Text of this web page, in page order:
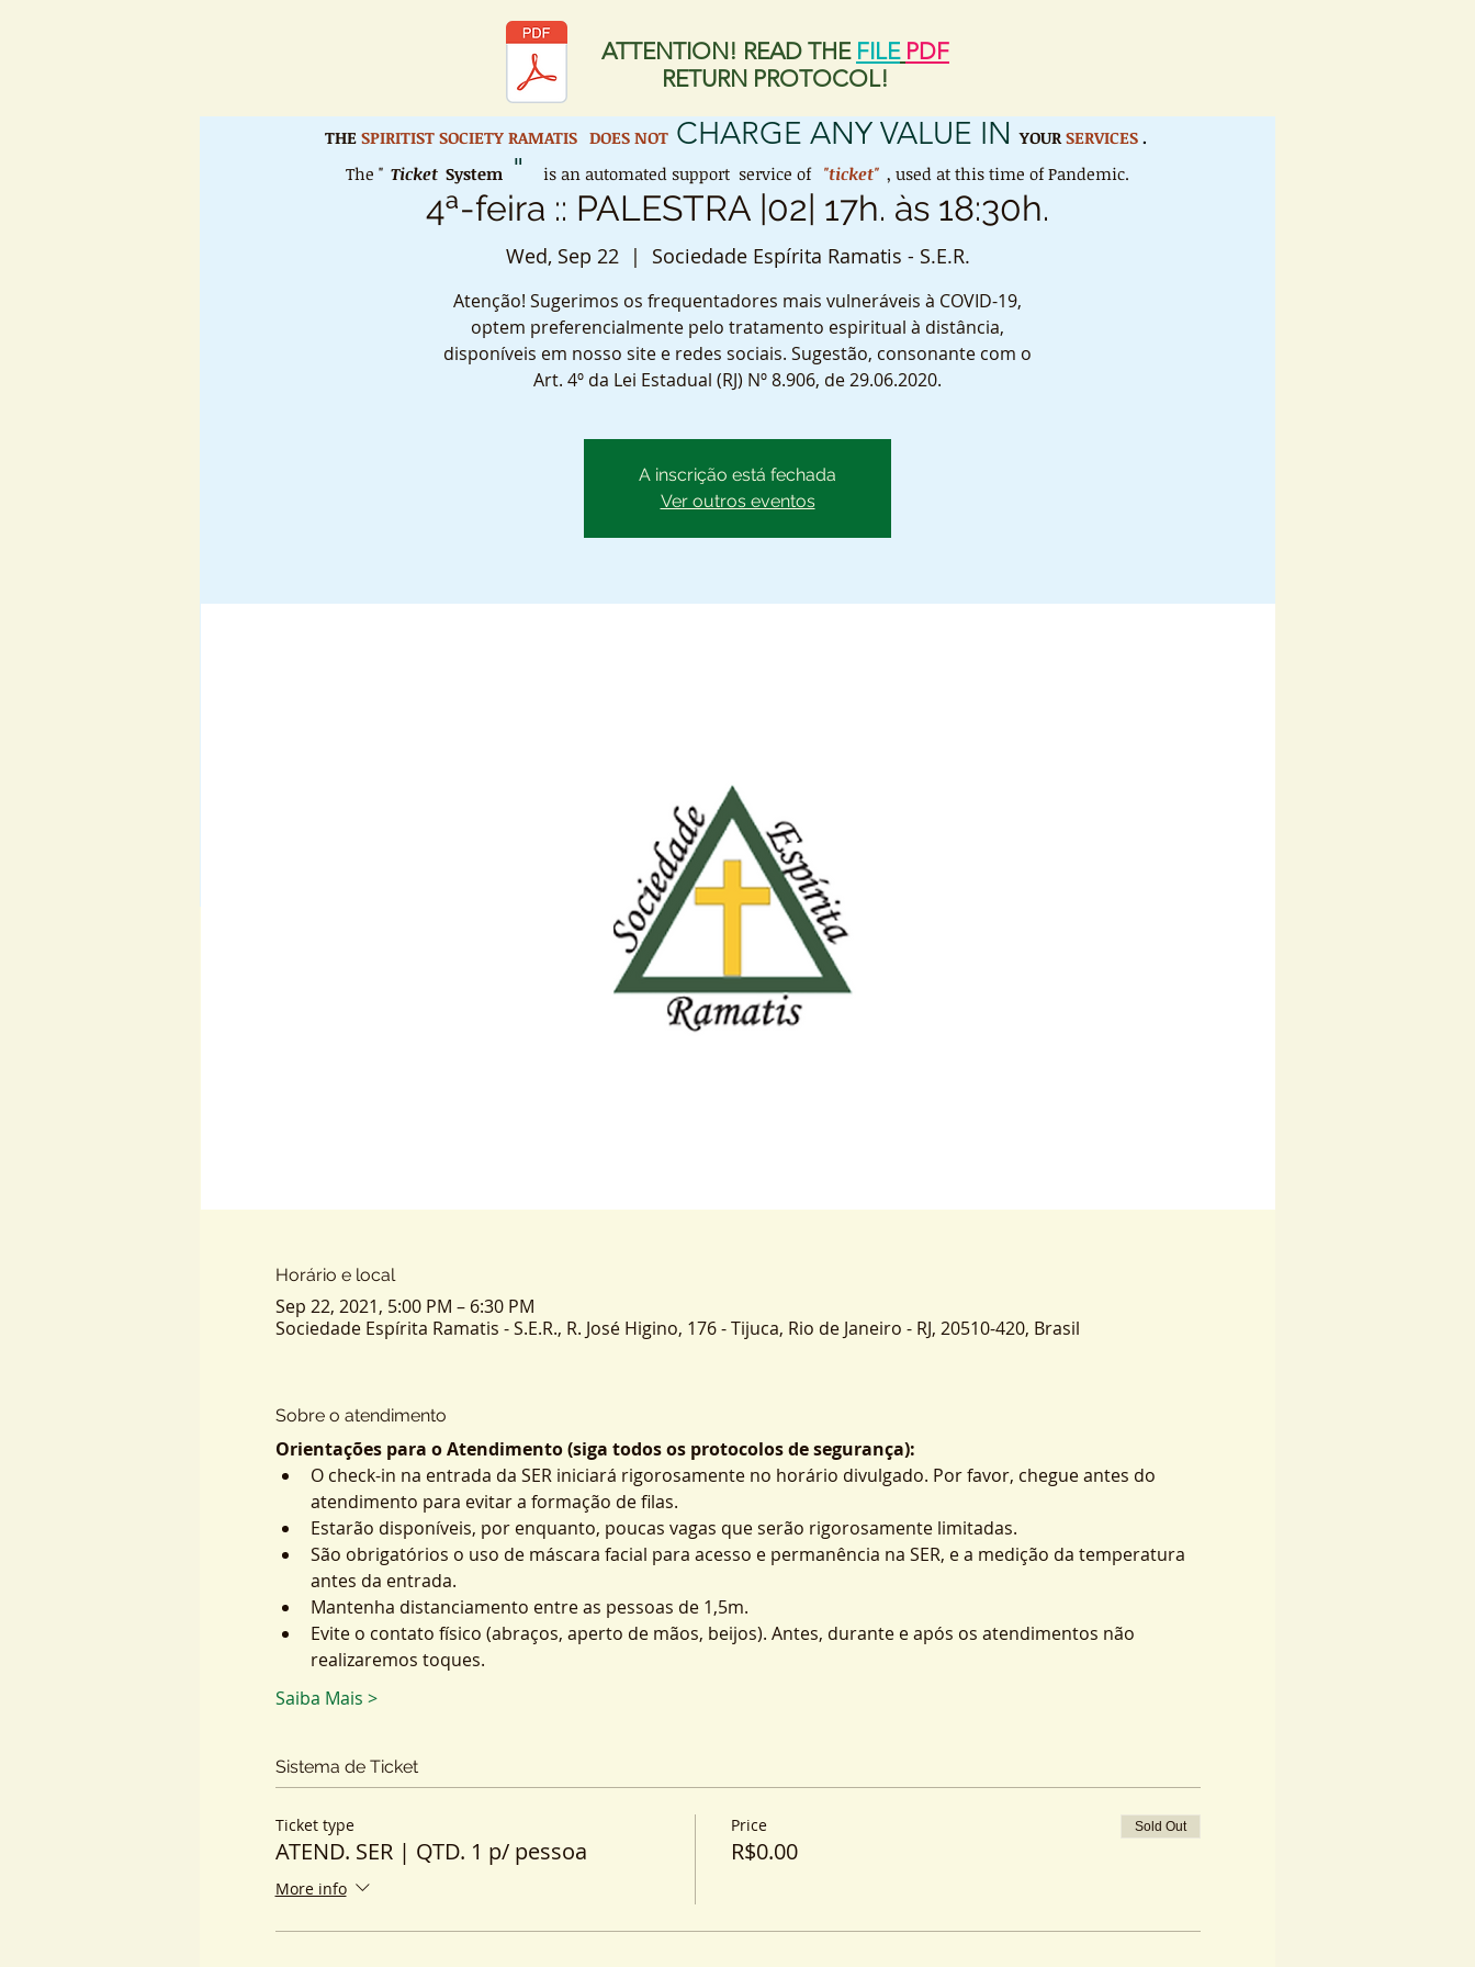
ATTENTION! READ THE FILE PDF
RETURN PROTOCOL!
4ª-feira :: PALESTRA |02| 17h. às 18:30h.
Wed, Sep 22
  |
Sociedade Espírita Ramatis - S.E.R.
Atenção! Sugerimos os frequentadores mais vulneráveis à COVID-19,
optem preferencialmente pelo tratamento espiritual à distância,
disponíveis em nosso site e redes sociais. Sugestão, consonante com o
Art. 4º da Lei Estadual (RJ) Nº 8.906, de 29.06.2020.
A inscrição está fechada
Ver outros eventos
Horário e local
Sep 22, 2021, 5:00 PM – 6:30 PM
Sociedade Espírita Ramatis - S.E.R., R. José Higino, 176 - Tijuca, Rio de Janeiro - RJ, 20510-420, Brasil
Sobre o atendimento
Orientações para o Atendimento (siga todos os protocolos de segurança):
O check-in na entrada da SER iniciará rigorosamente no horário divulgado. Por favor, chegue antes do
atendimento para evitar a formação de filas.
Estarão disponíveis, por enquanto, poucas vagas que serão rigorosamente limitadas.
São obrigatórios o uso de máscara facial para acesso e permanência na SER, e a medição da temperatura
antes da entrada.
Mantenha distanciamento entre as pessoas de 1,5m.
Evite o contato físico (abraços, aperto de mãos, beijos). Antes, durante e após os atendimentos não
realizaremos toques.
Saiba Mais >
Sistema de Ticket
Ticket type
ATEND. SER | QTD. 1 p/ pessoa
More info
Price
R$0.00
Sold Out
THE SPIRITIST SOCIETY RAMATIS DOES NOTCHARGE ANY VALUE INYOUR SERVICES .
The " Ticket System " is an automated support service of "ticket" , used at this time of Pandemic.